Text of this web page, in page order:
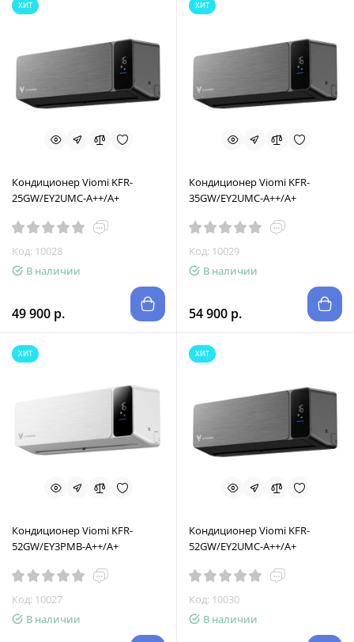
ХИТ
Кондиционер Viomi KFR-
25GW/EY2UMC-A++/A+
Код: 10028
В наличии
49 900 р.
ХИТ
Кондиционер Viomi KFR-
35GW/EY2UMC-A++/A+
Код: 10029
В наличии
54 900 р.
ХИТ
Кондиционер Viomi KFR-
52GW/EY3PMB-A++/A+
Код: 10027
В наличии
ХИТ
Кондиционер Viomi KFR-
52GW/EY2UMC-A++/A+
Код: 10030
В наличии